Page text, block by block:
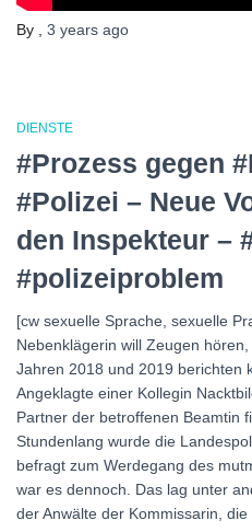
By 3 years ago
DIENSTE
#Prozess gegen
#Polizei – Neue
den Inspekteur –
#polizeiproblem
[cw sexuelle Sprache, sexuelle
Nebenklägerin will Zeugen
Jahren 2018 und 2019 berichten
Angeklagte einer Kollegin
Partner der betroffenen Beamtin
Stundenlang wurde die
befragt zum Werdegang des
war es dennoch. Das lag unter
der Anwälte der Kommissarin,